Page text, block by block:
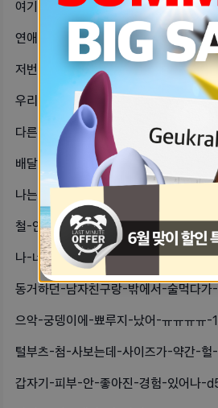
여기서-살면서-크레딧-야금야금-모으
연애를-하면-할수록-남자랑-안맞는
저번에-산부인과-갔는데-초진이었는
우리-아빠-말끝마다-씨발거리고-목소
다른-곳에서-본-설문조사인데-궁금해
배달기사-어린이-보호구역-횡단보도
나는-레즈비언이고-여자친구가-있어-
철-안-드는-혈육-어떡하면-좋냐-진짜
나-너무-속상해얼마전-남자친구-생일
동거하던-남자친구랑-밖에서-술먹다
으악-궁뎅이에-뾰루지-났어-ㅠㅠㅠㅠ
털부츠-첨-사보는데-사이즈가-약간-
갑자기-피부-안-좋아진-경험-있어나-